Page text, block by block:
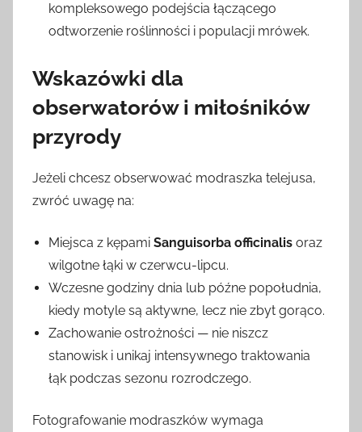
kompleksowego podejścia łączącego
odtworzenie roślinności i populacji mrówek.
Wskazówki dla
obserwatorów i miłośników
przyrody
Jeżeli chcesz obserwować modraszka telejusa,
zwróć uwagę na:
Miejsca z kępami Sanguisorba officinalis oraz
wilgotne łąki w czerwcu-lipcu.
Wczesne godziny dnia lub późne popołudnia,
kiedy motyle są aktywne, lecz nie zbyt gorąco.
Zachowanie ostrożności — nie niszcz
stanowisk i unikaj intensywnego traktowania
łąk podczas sezonu rozrodczego.
Fotografowanie modraszków wymaga